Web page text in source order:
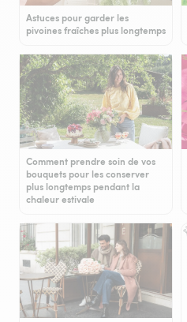
Astuces pour garder les
pivoines fraîches plus longtemps
Comment prendre soin de vos
bouquets pour les conserver
plus longtemps pendant la
chaleur estivale